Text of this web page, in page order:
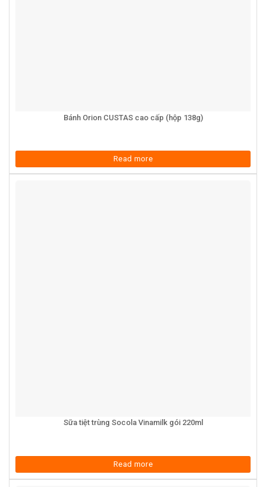
Bánh Orion CUSTAS cao cấp (hộp 138g)
Read more
Sữa tiệt trùng Socola Vinamilk gói 220ml
Read more